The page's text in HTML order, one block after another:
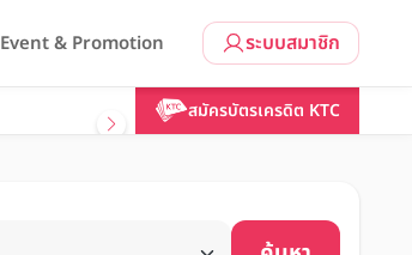
ระบบสมาชิก
Event & Promotion
สมัครบัตรเครดิต KTC